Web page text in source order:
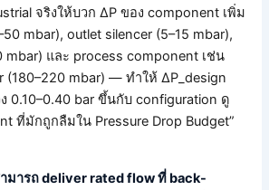
จริงให้บวก ΔP ของ component เพิ่ม
mbar), outlet silencer (5–15 mbar),
mbar) และ process component เช่น
(180–220 mbar) — ทำให้ ΔP_design
0.10–0.40 bar ขึ้นกับ configuration ดู
ที่มักถูกลืมใน Pressure Drop Budget”
มารถ deliver rated flow ที่ back-